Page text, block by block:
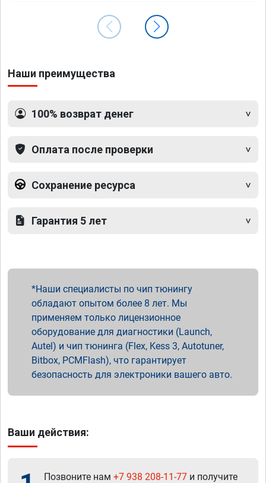
Наши преимущества
100% возврат денег
Оплата после проверки
Сохранение ресурса
Гарантия 5 лет
Наши специалисты по чип тюнингу
обладают опытом более 8 лет. Мы
применяем только лицензионное
оборудование для диагностики (Launch,
Autel) и чип тюнинга (Flex, Kess 3, Autotuner,
Bitbox, PCMFlash), что гарантирует
безопасность для электроники вашего авто.
Ваши действия:
Позвоните нам +7 938 208-11-77 и получите